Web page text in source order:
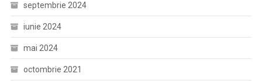
septembrie 2024
iunie 2024
mai 2024
octombrie 2021